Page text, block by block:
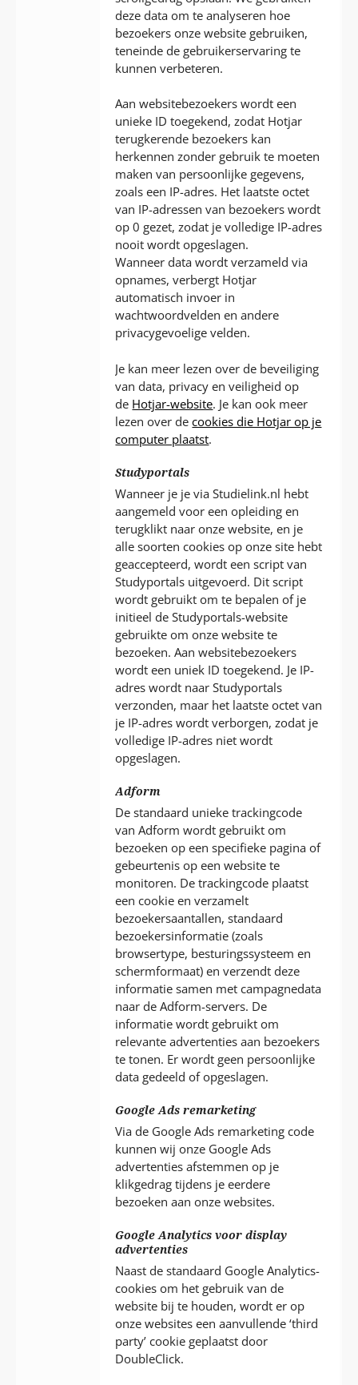
deze data om te analyseren hoe
bezoekers onze website gebruiken,
teneinde de gebruikerservaring te
kunnen verbeteren.
Aan websitebezoekers wordt een
unieke ID toegekend, zodat Hotjar
terugkerende bezoekers kan
herkennen zonder gebruik te moeten
maken van persoonlijke gegevens,
zoals een IP-adres. Het laatste octet
van IP-adressen van bezoekers wordt
op 0 gezet, zodat je volledige IP-adres
nooit wordt opgeslagen.
Wanneer data wordt verzameld via
opnames, verbergt Hotjar
automatisch invoer in
wachtwoordvelden en andere
privacygevoelige velden.
Je kan meer lezen over de beveiliging
van data, privacy en veiligheid op
de Hotjar-website. Je kan ook meer
lezen over decookies die Hotjar op je
computer plaatst.
Studyportals
Wanneer je je via Studielink.nl hebt
aangemeld voor een opleiding en
terugklikt naar onze website, en je
alle soorten cookies op onze site hebt
geaccepteerd, wordt een script van
Studyportals uitgevoerd. Dit script
wordt gebruikt om te bepalen of je
initieel de Studyportals-website
gebruikte om onze website te
bezoeken. Aan websitebezoekers
wordt een uniek ID toegekend. Je IP-
adres wordt naar Studyportals
verzonden, maar het laatste octet van
je IP-adres wordt verborgen, zodat je
volledige IP-adres niet wordt
opgeslagen.
Adform
De standaard unieke trackingcode
van Adform wordt gebruikt om
bezoeken op een specifieke pagina of
gebeurtenis op een website te
monitoren. De trackingcode plaatst
een cookie en verzamelt
bezoekersaantallen, standaard
bezoekersinformatie (zoals
browsertype, besturingssysteem en
schermformaat) en verzendt deze
informatie samen met campagnedata
naar de Adform-servers. De
informatie wordt gebruikt om
relevante advertenties aan bezoekers
te tonen. Er wordt geen persoonlijke
data gedeeld of opgeslagen.
Google Ads remarketing
Via de Google Ads remarketing code
kunnen wij onze Google Ads
advertenties afstemmen op je
klikgedrag tijdens je eerdere
bezoeken aan onze websites.
Google Analytics voor display
advertenties
Naast de standaard Google Analytics-
cookies om het gebruik van de
website bij te houden, wordt er op
onze websites een aanvullende ‘third
party’ cookie geplaatst door
DoubleClick.